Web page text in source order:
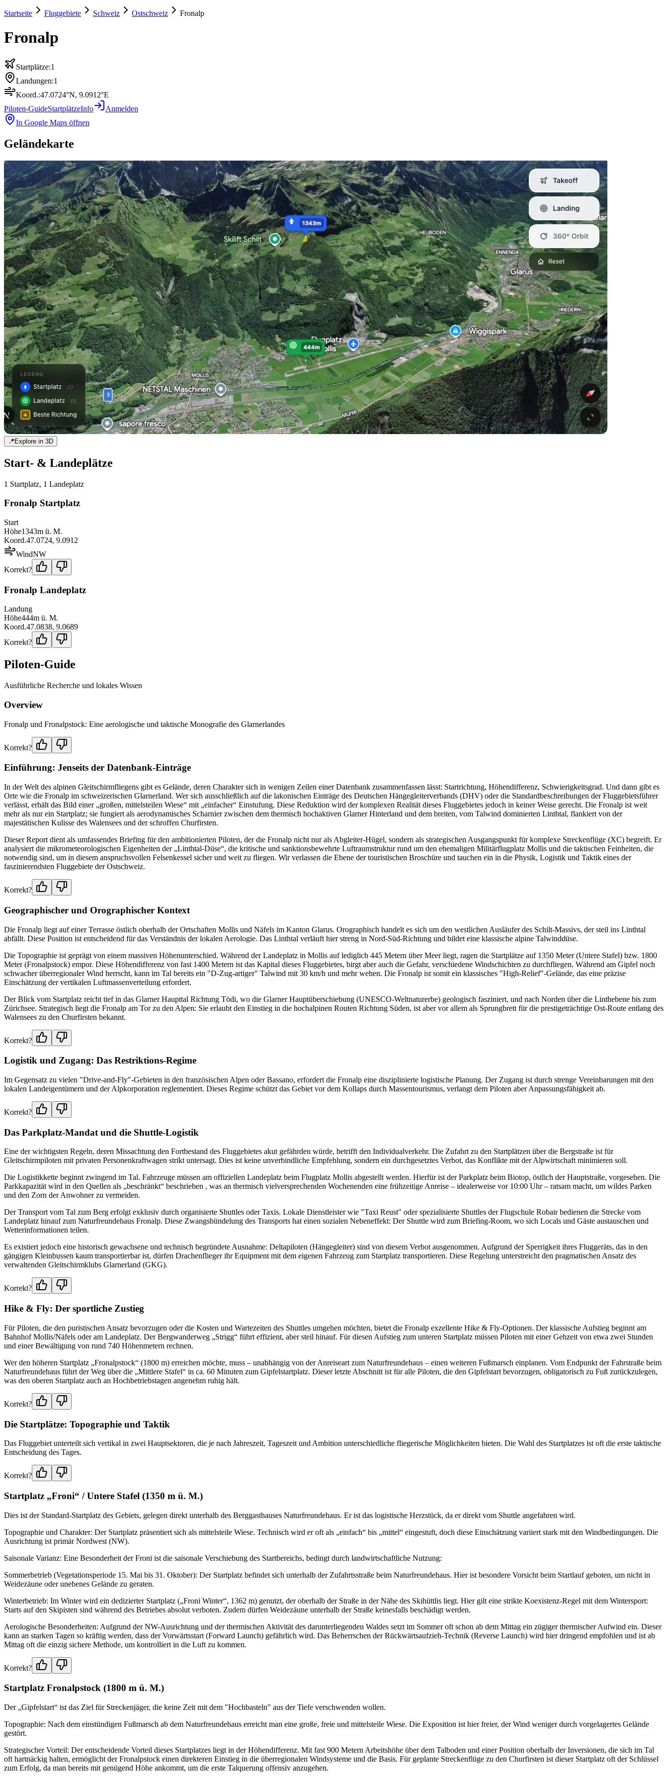
Startseite Fluggebiete Schweiz Ostschweiz Fronalp
Fronalp
Startplätze:1
Landungen:1
Koord.:47.0724°N, 9.0912°E
Piloten-GuideStartplätzeInfo
Anmelden
In Google Maps öffnen
Geländekarte
📍Explore in 3D
Start- & Landeplätze
1 Startplatz, 1 Landeplatz
Fronalp Startplatz
Start
Höhe1343m ü. M.
Koord.47.0724, 9.0912
WindNW
Korrekt?
Fronalp Landeplatz
Landung
Höhe444m ü. M.
Koord.47.0838, 9.0689
Korrekt?
Piloten-Guide
Ausführliche Recherche und lokales Wissen
Overview
Fronalp und Fronalpstock: Eine aerologische und taktische Monografie des Glarnerlandes
Korrekt?
Einführung: Jenseits der Datenbank-Einträge
In der Welt des alpinen Gleitschirmfliegens gibt es Gelände, deren Charakter sich in wenigen Zeilen einer Datenbank zusammenfassen lässt: Startrichtung, Höhendifferenz, Schwierigkeitsgrad. Und dann gibt es
Orte wie die Fronalp im schweizerischen Glarnerland. Wer sich ausschließlich auf die lakonischen Einträge des Deutschen Hängegleiterverbands (DHV) oder die Standardbeschreibungen der Fluggebietsführer
verlässt, erhält das Bild einer „großen, mittelsteilen Wiese“ mit „einfacher“ Einstufung. Diese Reduktion wird der komplexen Realität dieses Fluggebietes jedoch in keiner Weise gerecht. Die Fronalp ist weit
mehr als nur ein Startplatz; sie fungiert als aerodynamisches Scharnier zwischen dem thermisch hochaktiven Glarner Hinterland und dem breiten, vom Talwind dominierten Linthtal, flankiert von der
majestätischen Kulisse des Walensees und der schroffen Churfirsten.
Dieser Report dient als umfassendes Briefing für den ambitionierten Piloten, der die Fronalp nicht nur als Abgleiter-Hügel, sondern als strategischen Ausgangspunkt für komplexe Streckenflüge (XC) begreift. Er
analysiert die mikrometeorologischen Eigenheiten der „Linthtal-Düse“, die kritische und sanktionsbewehrte Luftraumstruktur rund um den ehemaligen Militärflugplatz Mollis und die taktischen Feinheiten, die
notwendig sind, um in diesem anspruchsvollen Felsenkessel sicher und weit zu fliegen. Wir verlassen die Ebene der touristischen Broschüre und tauchen ein in die Physik, Logistik und Taktik eines der
faszinierendsten Fluggebiete der Ostschweiz.
Korrekt?
Geographischer und Orographischer Kontext
Die Fronalp liegt auf einer Terrasse östlich oberhalb der Ortschaften Mollis und Näfels im Kanton Glarus. Orographisch handelt es sich um den westlichen Ausläufer des Schilt-Massivs, der steil ins Linthtal
abfällt. Diese Position ist entscheidend für das Verständnis der lokalen Aerologie. Das Linthtal verläuft hier streng in Nord-Süd-Richtung und bildet eine klassische alpine Talwinddüse.
Die Topographie ist geprägt von einem massiven Höhenunterschied. Während der Landeplatz in Mollis auf lediglich 445 Metern über Meer liegt, ragen die Startplätze auf 1350 Meter (Untere Stafel) bzw. 1800
Meter (Fronalpstock) empor. Diese Höhendifferenz von fast 1400 Metern ist das Kapital dieses Fluggebietes, birgt aber auch die Gefahr, verschiedene Windschichten zu durchfliegen. Während am Gipfel noch
schwacher überregionaler Wind herrscht, kann im Tal bereits ein "D-Zug-artiger" Talwind mit 30 km/h und mehr wehen. Die Fronalp ist somit ein klassisches "High-Relief"-Gelände, das eine präzise
Einschätzung der vertikalen Luftmassenverteilung erfordert.
Der Blick vom Startplatz reicht tief in das Glarner Haupttal Richtung Tödi, wo die Glarner Hauptüberschiebung (UNESCO-Weltnaturerbe) geologisch fasziniert, und nach Norden über die Linthebene bis zum
Zürichsee. Strategisch liegt die Fronalp am Tor zu den Alpen: Sie erlaubt den Einstieg in die hochalpinen Routen Richtung Süden, ist aber vor allem als Sprungbrett für die prestigeträchtige Ost-Route entlang des
Walensees zu den Churfirsten bekannt.
Korrekt?
Logistik und Zugang: Das Restriktions-Regime
Im Gegensatz zu vielen "Drive-and-Fly"-Gebieten in den französischen Alpen oder Bassano, erfordert die Fronalp eine disziplinierte logistische Planung. Der Zugang ist durch strenge Vereinbarungen mit den
lokalen Landeigentümern und der Alpkorporation reglementiert. Dieses Regime schützt das Gebiet vor dem Kollaps durch Massentourismus, verlangt dem Piloten aber Anpassungsfähigkeit ab.
Korrekt?
Das Parkplatz-Mandat und die Shuttle-Logistik
Eine der wichtigsten Regeln, deren Missachtung den Fortbestand des Fluggebietes akut gefährden würde, betrifft den Individualverkehr. Die Zufahrt zu den Startplätzen über die Bergstraße ist für
Gleitschirmpiloten mit privaten Personenkraftwagen strikt untersagt. Dies ist keine unverbindliche Empfehlung, sondern ein durchgesetztes Verbot, das Konflikte mit der Alpwirtschaft minimieren soll.
Die Logistikkette beginnt zwingend im Tal. Fahrzeuge müssen am offiziellen Landeplatz beim Flugplatz Mollis abgestellt werden. Hierfür ist der Parkplatz beim Biotop, östlich der Hauptstraße, vorgesehen. Die
Parkkapazität wird in den Quellen als „beschränkt“ beschrieben , was an thermisch vielversprechenden Wochenenden eine frühzeitige Anreise – idealerweise vor 10:00 Uhr – ratsam macht, um wildes Parken
und den Zorn der Anwohner zu vermeiden.
Der Transport vom Tal zum Berg erfolgt exklusiv durch organisierte Shuttles oder Taxis. Lokale Dienstleister wie "Taxi Reust" oder spezialisierte Shuttles der Flugschule Robair bedienen die Strecke vom
Landeplatz hinauf zum Naturfreundehaus Fronalp. Diese Zwangsbündelung des Transports hat einen sozialen Nebeneffekt: Der Shuttle wird zum Briefing-Room, wo sich Locals und Gäste austauschen und
Wetterinformationen teilen.
Es existiert jedoch eine historisch gewachsene und technisch begründete Ausnahme: Deltapiloten (Hängegleiter) sind von diesem Verbot ausgenommen. Aufgrund der Sperrigkeit ihres Fluggeräts, das in den
gängigen Kleinbussen kaum transportierbar ist, dürfen Drachenflieger ihr Equipment mit dem eigenen Fahrzeug zum Startplatz transportieren. Diese Regelung unterstreicht den pragmatischen Ansatz des
verwaltenden Gleitschirmklubs Glarnerland (GKG).
Korrekt?
Hike & Fly: Der sportliche Zustieg
Für Piloten, die den puristischen Ansatz bevorzugen oder die Kosten und Wartezeiten des Shuttles umgehen möchten, bietet die Fronalp exzellente Hike & Fly-Optionen. Der klassische Aufstieg beginnt am
Bahnhof Mollis/Näfels oder am Landeplatz. Der Bergwanderweg „Strigg“ führt effizient, aber steil hinauf. Für diesen Aufstieg zum unteren Startplatz müssen Piloten mit einer Gehzeit von etwa zwei Stunden
und einer Bewältigung von rund 740 Höhenmetern rechnen.
Wer den höheren Startplatz „Fronalpstock“ (1800 m) erreichen möchte, muss – unabhängig von der Anreiseart zum Naturfreundehaus – einen weiteren Fußmarsch einplanen. Vom Endpunkt der Fahrstraße beim
Naturfreundehaus führt der Weg über die „Mittlere Stafel“ in ca. 60 Minuten zum Gipfelstartplatz. Dieser letzte Abschnitt ist für alle Piloten, die den Gipfelstart bevorzugen, obligatorisch zu Fuß zurückzulegen,
was den oberen Startplatz auch an Hochbetriebstagen angenehm ruhig hält.
Korrekt?
Die Startplätze: Topographie und Taktik
Das Fluggebiet unterteilt sich vertikal in zwei Hauptsektoren, die je nach Jahreszeit, Tageszeit und Ambition unterschiedliche fliegerische Möglichkeiten bieten. Die Wahl des Startplatzes ist oft die erste taktische
Entscheidung des Tages.
Korrekt?
Startplatz „Froni“ / Untere Stafel (1350 m ü. M.)
Dies ist der Standard-Startplatz des Gebiets, gelegen direkt unterhalb des Berggasthauses Naturfreundehaus. Er ist das logistische Herzstück, da er direkt vom Shuttle angefahren wird.
Topographie und Charakter: Der Startplatz präsentiert sich als mittelsteile Wiese. Technisch wird er oft als „einfach“ bis „mittel“ eingestuft, doch diese Einschätzung variiert stark mit den Windbedingungen. Die
Ausrichtung ist primär Nordwest (NW).
Saisonale Varianz: Eine Besonderheit der Froni ist die saisonale Verschiebung des Startbereichs, bedingt durch landwirtschaftliche Nutzung:
Sommerbetrieb (Vegetationsperiode 15. Mai bis 31. Oktober): Der Startplatz befindet sich unterhalb der Zufahrtsstraße beim Naturfreundehaus. Hier ist besondere Vorsicht beim Startlauf geboten, um nicht in
Weidezäune oder unebenes Gelände zu geraten.
Winterbetrieb: Im Winter wird ein dedizierter Startplatz („Froni Winter“, 1362 m) genutzt, der oberhalb der Straße in der Nähe des Skihüttlis liegt. Hier gilt eine strikte Koexistenz-Regel mit dem Wintersport:
Starts auf den Skipisten sind während des Betriebes absolut verboten. Zudem dürfen Weidezäune unterhalb der Straße keinesfalls beschädigt werden.
Aerologische Besonderheiten: Aufgrund der NW-Ausrichtung und der thermischen Aktivität des darunterliegenden Waldes setzt im Sommer oft schon ab dem Mittag ein zügiger thermischer Aufwind ein. Dieser
kann an starken Tagen so kräftig werden, dass der Vorwärtsstart (Forward Launch) gefährlich wird. Das Beherrschen der Rückwärtsaufzieh-Technik (Reverse Launch) wird hier dringend empfohlen und ist ab
Mittag oft die einzig sichere Methode, um kontrolliert in die Luft zu kommen.
Korrekt?
Startplatz Fronalpstock (1800 m ü. M.)
Der „Gipfelstart“ ist das Ziel für Streckenjäger, die keine Zeit mit dem "Hochbasteln" aus der Tiefe verschwenden wollen.
Topographie: Nach dem einstündigen Fußmarsch ab dem Naturfreundehaus erreicht man eine große, freie und mittelsteile Wiese. Die Exposition ist hier freier, der Wind weniger durch vorgelagertes Gelände
gestört.
Strategischer Vorteil: Der entscheidende Vorteil dieses Startplatzes liegt in der Höhendifferenz. Mit fast 900 Metern Arbeitshöhe über dem Talboden und einer Position oberhalb der Inversionen, die sich im Tal
oft hartnäckig halten, ermöglicht der Fronalpstock einen direkteren Einstieg in die überregionalen Windsysteme und die Basis. Für geplante Streckenflüge zu den Churfirsten ist dieser Startplatz oft der Schlüssel
zum Erfolg, da man bereits mit genügend Höhe ankommt, um die erste Talquerung offensiv anzugehen.